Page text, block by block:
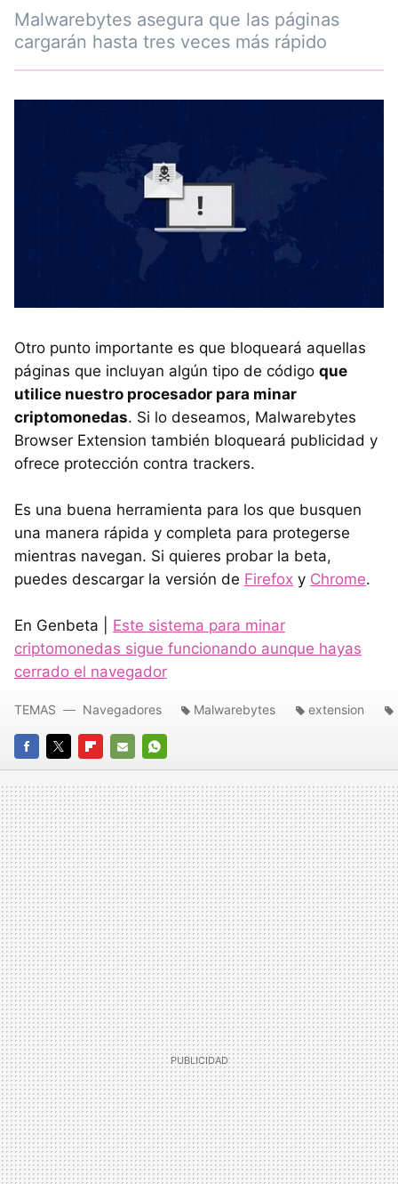
Malwarebytes asegura que las páginas
cargarán hasta tres veces más rápido
Otro punto importante es que bloqueará aquellas
páginas que incluyan algún tipo de código que
utilice nuestro procesador para minar
criptomonedas. Si lo deseamos, Malwarebytes
Browser Extension también bloqueará publicidad y
ofrece protección contra trackers.
Es una buena herramienta para los que busquen
una manera rápida y completa para protegerse
mientras navegan. Si quieres probar la beta,
puedes descargar la versión de Firefox y Chrome.
En Genbeta | Este sistema para minar
criptomonedas sigue funcionando aunque hayas
cerrado el navegador
FACEBOOK
TWITTERFLIPBOARD
E-
MAIL
WHATSAPP
TEMAS Navegadores Malwarebytes extension